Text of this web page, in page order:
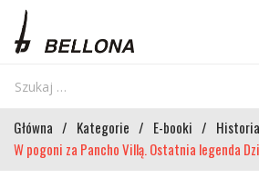
Główna / Kategorie / E-booki / Historia
W pogoni za Pancho Villą. Ostatnia legenda